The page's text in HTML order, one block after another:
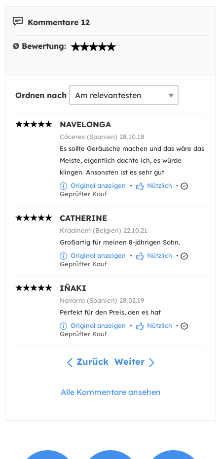
Kommentare 12
Ø Bewertung:
Ordnen nach
NAVELONGA
Cáceres (Spanien) 28.10.18
Es sollte Geräusche machen und das wäre das
Meiste, eigentlich dachte ich, es würde
klingen. Ansonsten ist es sehr gut
Original anzeigen • Nützlich •
Geprüfter Kauf
CATHERINE
Kraainem (Belgien) 22.10.21
Großartig für meinen 8-jährigen Sohn.
Original anzeigen • Nützlich •
Geprüfter Kauf
IÑAKI
Navarra (Spanien) 28.02.19
Perfekt für den Preis, den es hat
Original anzeigen • Nützlich •
Geprüfter Kauf
Zurück Weiter
Alle Kommentare ansehen